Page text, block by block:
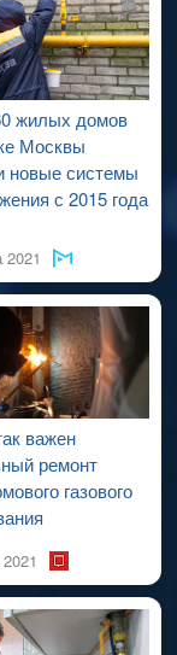
ВДСГ).
жилых домов
Москвы
новые системы
с 2015 года
2021
важен
ремонт
газового